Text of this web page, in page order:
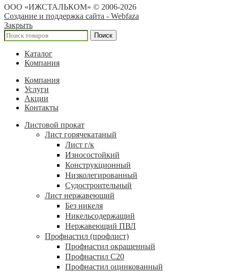
ООО «ИЖСТАЛЬКОМ» © 2006-2026
Создание и поддержка сайта - Webfaza
Закрыть
Поиск
Каталог
Компания
Компания
Услуги
Акции
Контакты
Листовой прокат
Лист горячекатаный
Лист г/к
Износостойкий
Конструкционный
Низколегированный
Судостроительный
Лист нержавеющий
Без никеля
Никельсодержащий
Нержавеющий ПВЛ
Профнастил (профлист)
Профнастил окрашенный
Профнастил С20
Профнастил оцинкованный